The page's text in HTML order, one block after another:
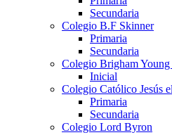
Secundaria
Colegio B.F Skinner
Primaria
Secundaria
Colegio Brigham Young
Inicial
Colegio Católico Jesús
Primaria
Secundaria
Colegio Lord Byron